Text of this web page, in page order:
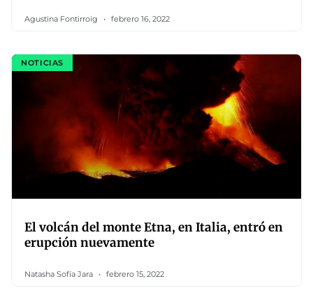
Agustina Fontirroig febrero 16, 2022
NOTICIAS
El volcán del monte Etna, en Italia, entró en
erupción nuevamente
Natasha Sofía Jara febrero 15, 2022